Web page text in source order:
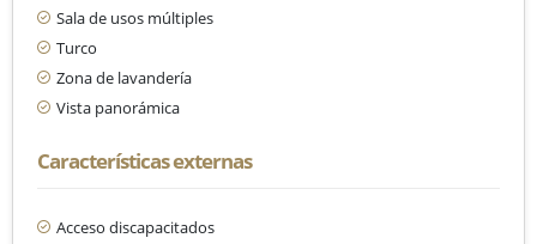
Sala de usos múltiples
Turco
Zona de lavandería
Vista panorámica
Características externas
Acceso discapacitados